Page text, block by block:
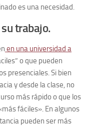
es una necesidad.
trabajo.
en una universidad a
o que pueden
presenciales. Si bien
y desde la clase, no
más rápido o que los
fáciles». En algunos
pueden ser más